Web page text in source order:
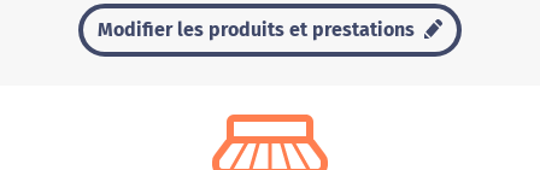
Modifier les produits et prestations